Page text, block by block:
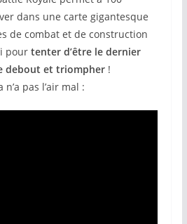
dans une carte gigantesque
de combat et de construction
pour tenter d’être le dernier
debout et triompher!
pas l’air mal :